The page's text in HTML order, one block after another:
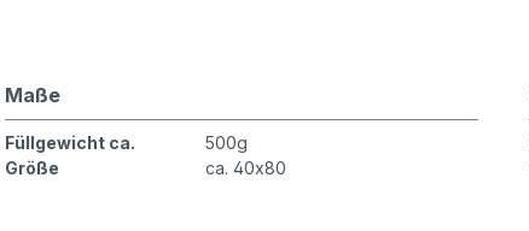
Maße
Füllgewicht ca.
500g
Größe
ca. 40x80